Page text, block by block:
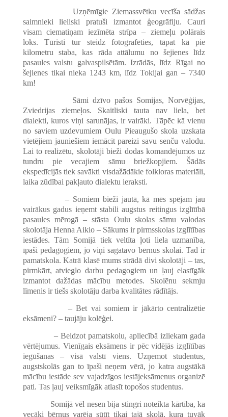
Uzņēmīgie Ziemassvētku vecīša sādžas
saimnieki lieliski pratuši izmantot ģeogrāfiju. Cauri
visam ciematiņam iezīmēta strīpa – ziemeļu polārais
loks. Tūristi tur steidz fotografēties, tāpat kā pie
kilometru staba, kas rāda attālumu no šejienes līdz
pasaules valstu galvaspilsētām. Izrādās, līdz Rīgai no
šejienes tikai nieka 1243 km, līdz Tokijai gan – 7340
km!
Sāmi dzīvo pašos Somijas, Norvēģijas,
Zviedrijas ziemeļos. Skaitliski tauta nav liela, bet
dialekti, kuros viņi sarunājas, ir vairāki. Tāpēc kā vienu
no saviem uzdevumiem Oulu Pieaugušo skola uzskata
vietējiem jauniešiem iemācīt pareizi savu senču valodu.
Lai to realizētu, skolotāji bieži dodas komandējumos uz
tundru pie vecajiem sāmu briežkopjiem. Šādās
ekspedīcijās tiek savākti visdažādākie folkloras materiāli,
laika zūdībai pakļauto dialektu ieraksti.
– Somiem bieži jautā, kā mēs spējam jau
vairākus gadus ieņemt stabili augstus reitingus izglītībā
pasaules mērogā – stāsta Oulu skolas sāmu valodas
skolotāja Henna Aikio – Sākums ir pirmsskolas izglītības
iestādes. Tām Somijā tiek veltīta ļoti liela uzmanība,
īpaši pedagogiem, jo viņi sagatavo bērnus skolai. Tad ir
pamatskola. Katrā klasē mums strādā divi skolotāji – tas,
pirmkārt, atvieglo darbu pedagogiem un ļauj elastīgāk
izmantot dažādas mācību metodes. Skolēnu sekmju
līmenis ir tiešs skolotāju darba kvalitātes rādītājs.
– Bet vai somiem ir jākārto centralizētie
eksāmeni? – taujāju kolēģei.
– Beidzot pamatskolu, apliecībā izliekam gada
vērtējumus. Vienīgais eksāmens ir pēc vidējās izglītības
iegūšanas – visā valstī viens. Uzņemot studentus,
augstskolās gan to īpaši neņem vērā, jo katra augstākā
mācību iestāde sev vajadzīgos iestājeksāmenus organizē
pati. Tas ļauj veiksmīgāk atlasīt topošos studentus.
Somijā vēl nesen bija stingri noteikta kārtība, ka
vecāki bērnus varēja sūtīt tikai tajā skolā, kura tuvāk